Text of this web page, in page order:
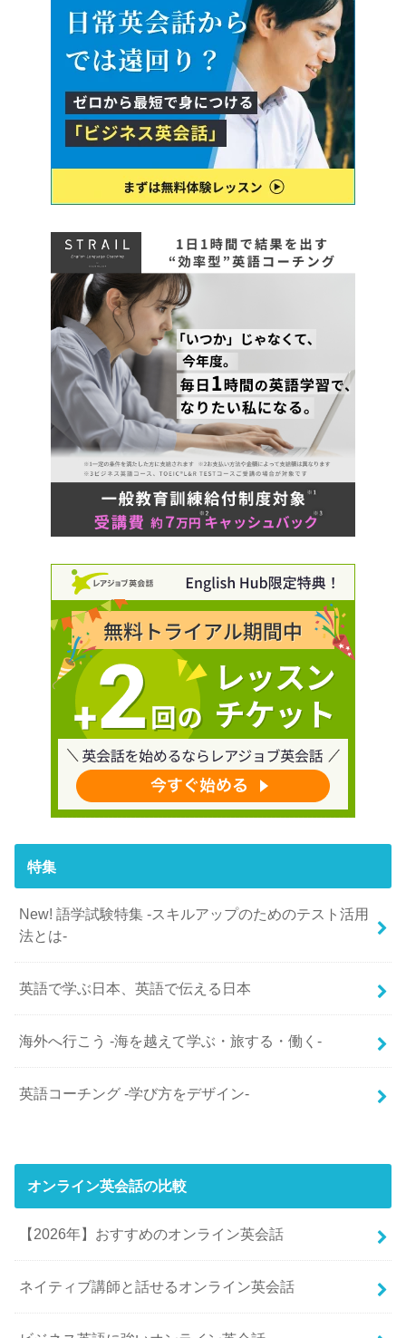
特集
New! 語学試験特集 -スキルアップのためのテスト活用
法とは-
英語で学ぶ日本、英語で伝える日本
海外へ行こう -海を越えて学ぶ・旅する・働く-
英語コーチング -学び方をデザイン-
オンライン英会話の比較
【2026年】おすすめのオンライン英会話
ネイティブ講師と話せるオンライン英会話